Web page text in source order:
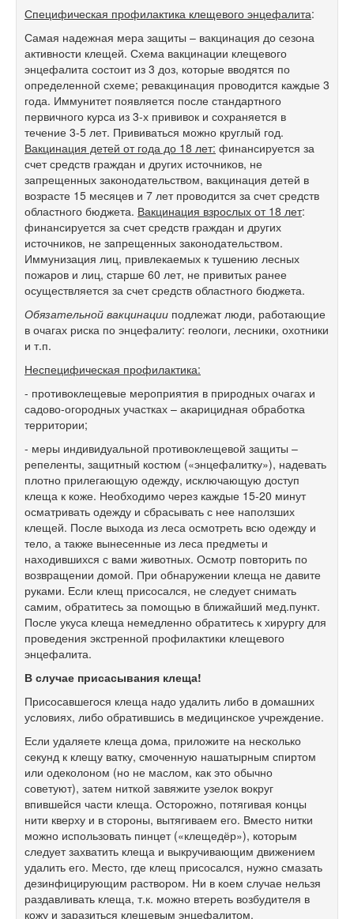
Специфическая профилактика клещевого энцефалита:
Самая надежная мера защиты – вакцинация до сезона
активности клещей. Схема вакцинации клещевого
энцефалита состоит из 3 доз, которые вводятся по
определенной схеме; ревакцинация проводится каждые 3
года. Иммунитет появляется после стандартного
первичного курса из 3-х прививок и сохраняется в
течение 3-5 лет. Прививаться можно круглый год.
Вакцинация детей от года до 18 лет: финансируется за
счет средств граждан и других источников, не
запрещенных законодательством, вакцинация детей в
возрасте 15 месяцев и 7 лет проводится за счет средств
областного бюджета. Вакцинация взрослых от 18 лет:
финансируется за счет средств граждан и других
источников, не запрещенных законодательством.
Иммунизация лиц, привлекаемых к тушению лесных
пожаров и лиц, старше 60 лет, не привитых ранее
осуществляется за счет средств областного бюджета.
Обязательной вакцинации подлежат люди, работающие
в очагах риска по энцефалиту: геологи, лесники, охотники
и т.п.
Неспецифическая профилактика:
- противоклещевые мероприятия в природных очагах и
садово-огородных участках – акарицидная обработка
территории;
- меры индивидуальной противоклещевой защиты –
репеленты, защитный костюм («энцефалитку»), надевать
плотно прилегающую одежду, исключающую доступ
клеща к коже. Необходимо через каждые 15-20 минут
осматривать одежду и сбрасывать с нее наползших
клещей. После выхода из леса осмотреть всю одежду и
тело, а также вынесенные из леса предметы и
находившихся с вами животных. Осмотр повторить по
возвращении домой. При обнаружении клеща не давите
руками. Если клещ присосался, не следует снимать
самим, обратитесь за помощью в ближайший мед.пункт.
После укуса клеща немедленно обратитесь к хирургу для
проведения экстренной профилактики клещевого
энцефалита.
В случае присасывания клеща!
Присосавшегося клеща надо удалить либо в домашних
условиях, либо обратившись в медицинское учреждение.
Если удаляете клеща дома, приложите на несколько
секунд к клещу ватку, смоченную нашатырным спиртом
или одеколоном (но не маслом, как это обычно
советуют), затем ниткой завяжите узелок вокруг
впившейся части клеща. Осторожно, потягивая концы
нити кверху и в стороны, вытягиваем его. Вместо нитки
можно использовать пинцет («клещедёр»), которым
следует захватить клеща и выкручивающим движением
удалить его. Место, где клещ присосался, нужно смазать
дезинфицирующим раствором. Ни в коем случае нельзя
раздавливать клеща, т.к. можно втереть возбудителя в
кожу и заразиться клещевым энцефалитом.